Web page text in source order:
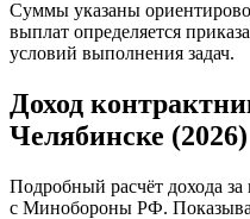
Суммы указаны
выплат определяется
условий выполнения задач.
Доход
Челябинске (2026)
Подробный расчёт дохода
с Минобороны РФ.